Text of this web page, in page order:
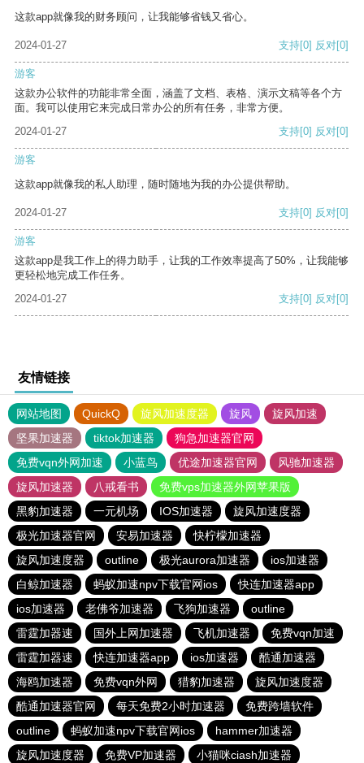
这款app就像我的财务顾问，让我能够省钱又省心。
2024-01-27 支持[0] 反对[0]
游客
这款办公软件的功能非常全面，涵盖了文档、表格、演示文稿等各个方
面。我可以使用它来完成日常办公的所有任务，非常方便。
2024-01-27
支持[0] 反对[0]
游客
这款app就像我的私人助理，随时随地为我的办公提供帮助。
2024-01-27 支持[0] 反对[0]
游客
这款app是我工作上的得力助手，让我的工作效率提高了50%，让我能够
更轻松地完成工作任务。
2024-01-27
支持[0] 反对[0]
友情链接
网站地图 QuickQ 旋风加速度器 旋风
旋风加速
坚果加速器
tiktok加速器
狗急加速器官网
免费vqn外网加速
小蓝鸟 优途加速器官网
风驰加速器
旋风加速器
八戒看书
免费vps加速器外网苹果版
黑豹加速器
一元机场 IOS加速器
旋风加速度器
极光加速器官网
安易加速器
快柠檬加速器
旋风加速度器
outline 极光aurora加速器
ios加速器
白鲸加速器
蚂蚁加速npv下载官网ios
快连加速器app
ios加速器
老佛爷加速器 飞狗加速器
outline
雷霆加器速
国外上网加速器 飞机加速器
免费vqn加速
雷霆加器速
快连加速器app ios加速器
酷通加速器
海鸥加速器
免费vqn外网 猎豹加速器
旋风加速度器
酷通加速器官网
每天免费2小时加速器
免费跨墙软件
outline
蚂蚁加速npv下载官网ios
hammer加速器
旋风加速度器
免费VP加速器 小猫咪ciash加速器